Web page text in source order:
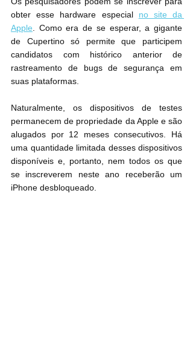
obter esse hardware especial no site da
Apple . Como era de se esperar, a gigante
de Cupertino só permite que participem
candidatos com histórico anterior de
rastreamento de bugs de segurança em
suas plataformas.
Naturalmente, os dispositivos de testes
permanecem de propriedade da Apple e são
alugados por 12 meses consecutivos. Há
uma quantidade limitada desses dispositivos
disponíveis e, portanto, nem todos os que
se inscreverem neste ano receberão um
iPhone desbloqueado.